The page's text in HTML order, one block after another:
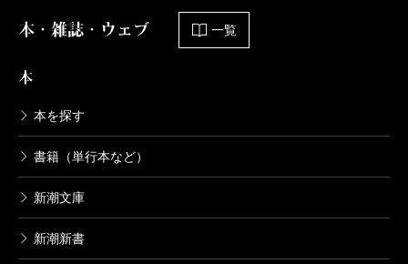
本・雑誌・ウェブ 一覧
本
本を探す
書籍（単行本など）
新潮文庫
新潮新書